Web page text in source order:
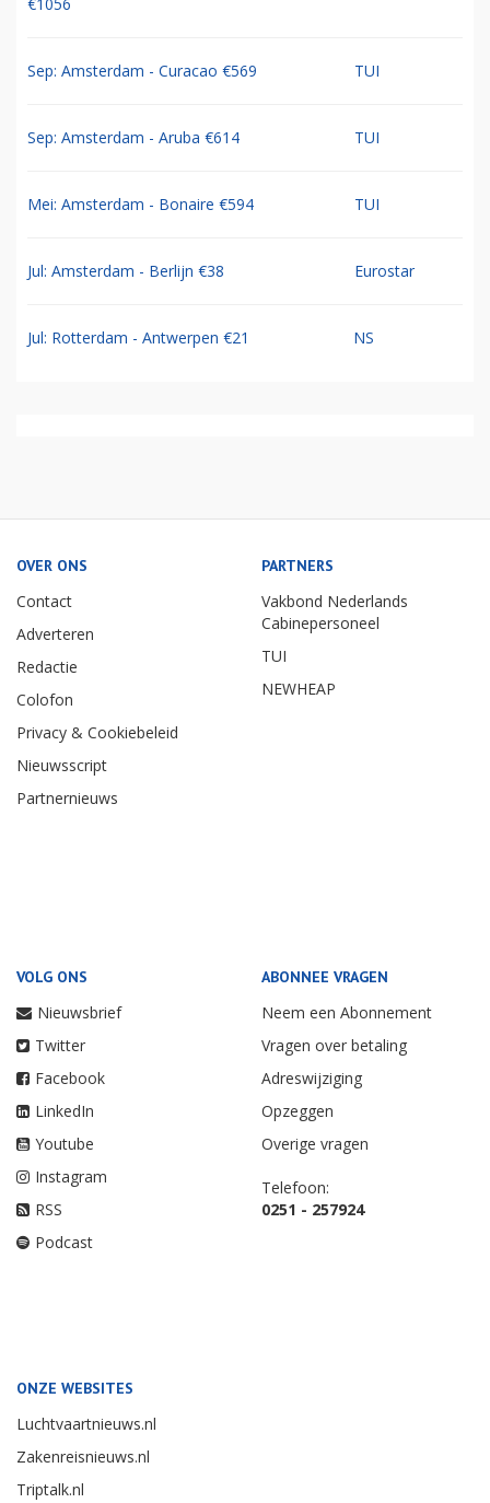
Sep: Amsterdam - Curacao €569 TUI
Sep: Amsterdam - Aruba €614 TUI
Mei: Amsterdam - Bonaire €594 TUI
Jul: Amsterdam - Berlijn €38 Eurostar
Jul: Rotterdam - Antwerpen €21 NS
OVER ONS
Contact
Adverteren
Redactie
Colofon
Privacy & Cookiebeleid
Nieuwsscript
Partnernieuws
PARTNERS
Vakbond Nederlands
Cabinepersoneel
TUI
NEWHEAP
VOLG ONS
Nieuwsbrief
Twitter
Facebook
LinkedIn
Youtube
Instagram
RSS
Podcast
ABONNEE VRAGEN
Neem een Abonnement
Vragen over betaling
Adreswijziging
Opzeggen
Overige vragen
Telefoon:
0251 - 257924
ONZE WEBSITES
Luchtvaartnieuws.nl
Zakenreisnieuws.nl
Triptalk.nl